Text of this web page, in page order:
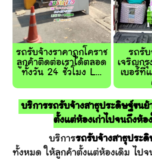
รถรับจ้างราคาถูกโคราช
ลูกค้าติดต่อเราได้ตลอด
ทั้งวัน 24 ชั่วโมง L...
รถรับ
เจริญก
เบอร์ที่
บริการรถรับจ้างสาธุประดิษฐ์ขนย้
ตั้งแต่ห้องเก่าไปจนถึงห้อ
บริการรถรับจ้างสาธุประ
ทั้งหมด ให้ลูกค้าตั้งแต่ห้องเดิม ไปจ